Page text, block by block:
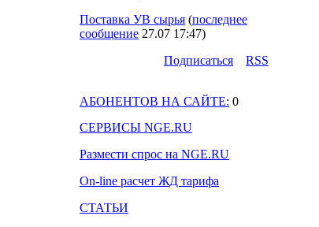
Поставка УВ сырья (последнее
сообщение 27.07 17:47)
Подпиcаться
RSS
АБОНЕНТОВ НА САЙТЕ: 0
СЕРВИСЫ NGE.RU
Размести спрос на NGE.RU
On-line расчет ЖД тарифа
СТАТЬИ